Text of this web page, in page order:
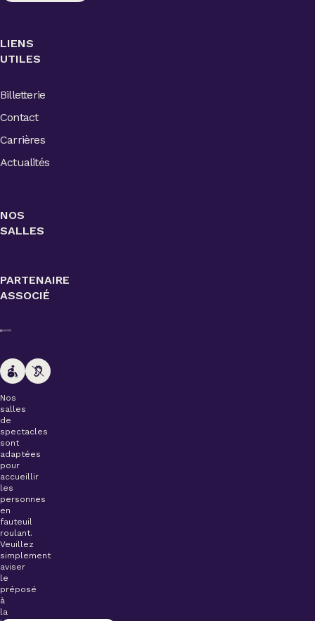
LIENS
UTILES
Billetterie
Contact
Carrières
Actualités
NOS
SALLES
PARTENAIRE
ASSOCIÉ
Nos
salles
de
spectacles
sont
adaptées
pour
accueillir
les
personnes
en
fauteuil
roulant.
Veuillez
simplement
aviser
le
préposé
à
la